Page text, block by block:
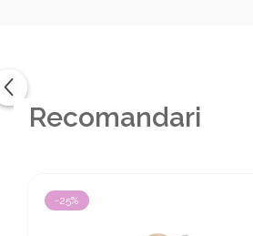
Recomandari
-25%